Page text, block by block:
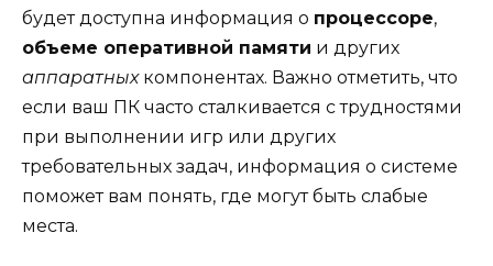
будет доступна информация о процессоре,
объеме оперативной памяти и других
аппаратныхкомпонентах. Важно отметить, что
если ваш ПК часто сталкивается с трудностями
при выполнении игр или других
требовательных задач, информация о системе
поможет вам понять, где могут быть слабые
места.